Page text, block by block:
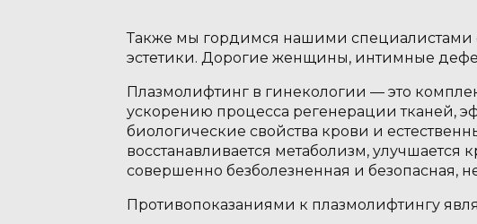
Также мы гордимся нашими
эстетики. Дорогие женщины, интимные
Плазмолифтинг в гинекологии — это
ускорению процесса регенерации тканей,
биологические свойства крови и
восстанавливается метаболизм,
совершенно безболезненная и безопасная,
Противопоказаниями к плазмолифтингу